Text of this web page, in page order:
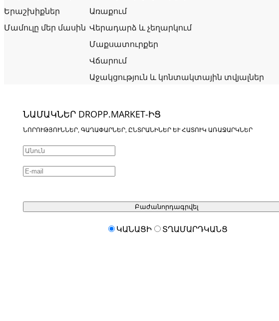
Երաշխիքներ
Մամուլը մեր մասին
Առաքում
Վերադարձ և չեղարկում
Մաքսատուրքեր
Վճարում
Աջակցություն և կոնտակտային տվյալներ
ՆԱՄԱԿՆԵՐ DROPP.MARKET-ԻՑ
ՆՈՐՈՒԹՅՈՒՆՆԵՐ, ԳԱՂԱՓԱՐՆԵՐ, ԸՆՏՐԱՆԻՆԵՐ ԵՒ ՀԱՏՈՒԿ ԱՌԱՋԱՐԿՆԵՐ
Բաժանորդագրվել
ԿԱՆԱՑԻ ՏՂԱՄԱՐԴԿԱՆՑ